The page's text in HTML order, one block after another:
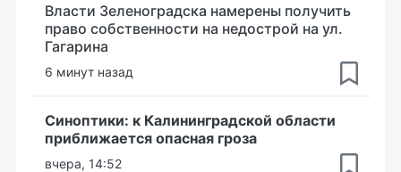
Власти Зеленоградска намерены получить
право собственности на недострой на ул.
Гагарина
6 минут назад
Синоптики: к Калининградской области
приближается опасная гроза
вчера, 14:52